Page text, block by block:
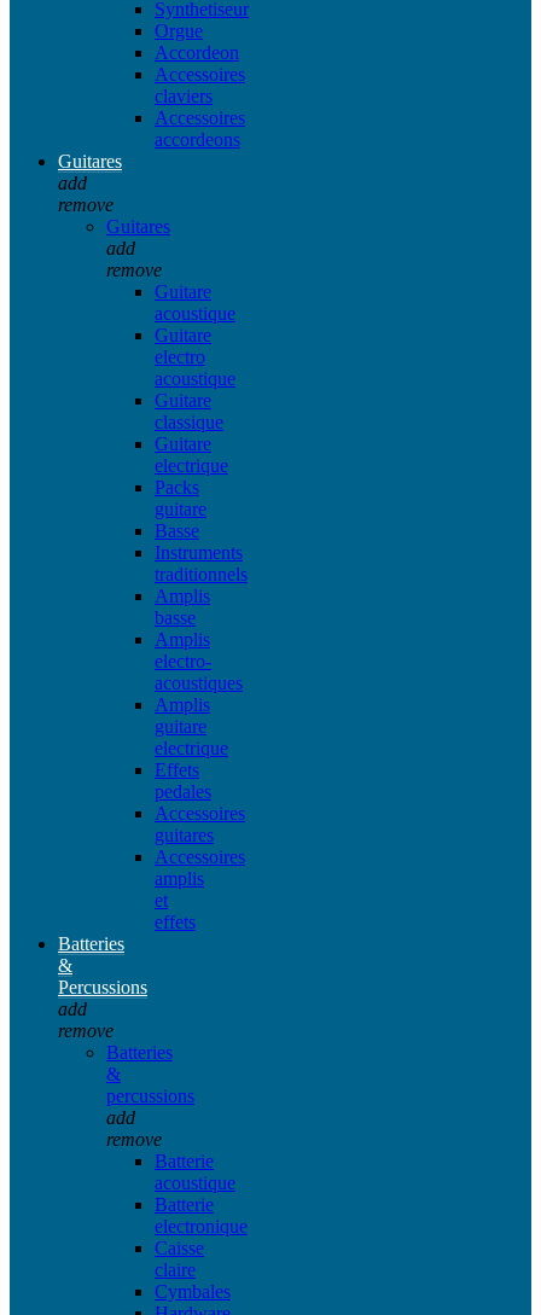
Synthetiseur
Orgue
Accordeon
Accessoires
claviers
Accessoires
accordeons
Guitares
add
remove
Guitares
add
remove
Guitare
acoustique
Guitare
electro
acoustique
Guitare
classique
Guitare
electrique
Packs
guitare
Basse
Instruments
traditionnels
Amplis
basse
Amplis
electro-
acoustiques
Amplis
guitare
electrique
Effets
pedales
Accessoires
guitares
Accessoires
amplis
et
effets
Batteries
&
Percussions
add
remove
Batteries
&
percussions
add
remove
Batterie
acoustique
Batterie
electronique
Caisse
claire
Cymbales